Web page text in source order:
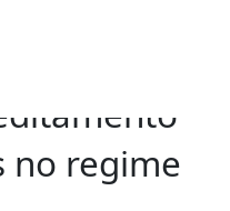
no regime